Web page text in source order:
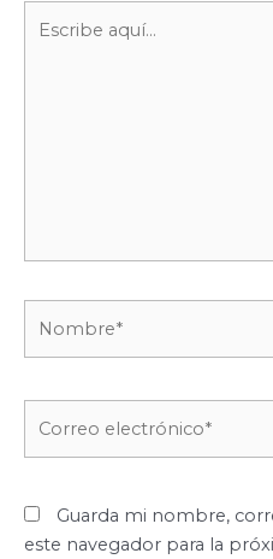
aquí...
Guarda mi nombre,
este navegador para la